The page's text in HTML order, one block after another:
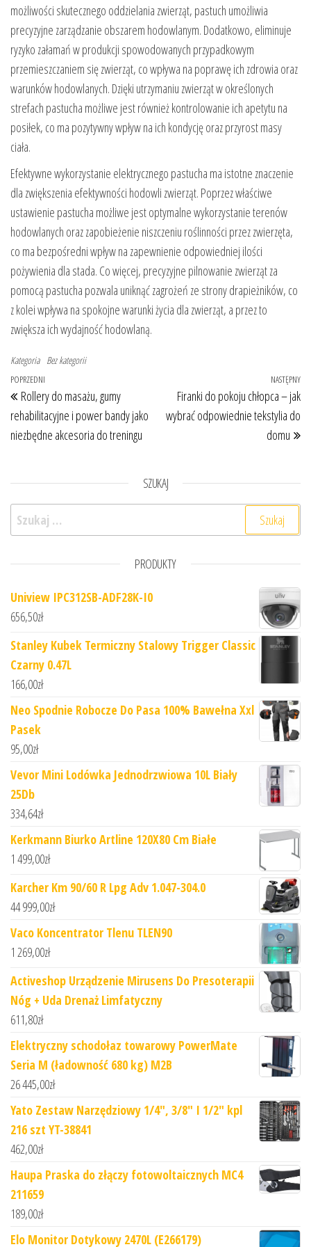
możliwości skutecznego oddzielania zwierząt, pastuch umożliwia
precyzyjne zarządzanie obszarem hodowlanym. Dodatkowo, eliminuje
ryzyko załamań w produkcji spowodowanych przypadkowym
przemieszczaniem się zwierząt, co wpływa na poprawę ich zdrowia oraz
warunków hodowlanych. Dzięki utrzymaniu zwierząt w określonych
strefach pastucha możliwe jest również kontrolowanie ich apetytu na
posiłek, co ma pozytywny wpływ na ich kondycję oraz przyrost masy
ciała.
Efektywne wykorzystanie elektrycznego pastucha ma istotne znaczenie
dla zwiększenia efektywności hodowli zwierząt. Poprzez właściwe
ustawienie pastucha możliwe jest optymalne wykorzystanie terenów
hodowlanych oraz zapobieżenie niszczeniu roślinności przez zwierzęta,
co ma bezpośredni wpływ na zapewnienie odpowiedniej ilości
pożywienia dla stada. Co więcej, precyzyjne pilnowanie zwierząt za
pomocą pastucha pozwala uniknąć zagrożeń ze strony drapieżników, co
z kolei wpływa na spokojne warunki życia dla zwierząt, a przez to
zwiększa ich wydajność hodowlaną.
Kategoria Bez kategorii
Nawigacja wpisu
Poprzedni wpis
POPRZEDNI
Rollery do masażu, gumy
rehabilitacyjne i power bandy jako
niezbędne akcesoria do treningu
NASTĘPNY
Firanki do pokoju chłopca – jak
wybrać odpowiednie tekstylia do
domu
SZUKAJ
Szukaj:
PRODUKTY
Uniview IPC312SB-ADF28K-I0
656,50zł
Stanley Kubek Termiczny Stalowy Trigger Classic
Czarny 0.47L
166,00zł
Neo Spodnie Robocze Do Pasa 100% Bawełna Xxl
Pasek
95,00zł
Vevor Mini Lodówka Jednodrzwiowa 10L Biały
25Db
334,64zł
Kerkmann Biurko Artline 120X80 Cm Białe
1 499,00zł
Karcher Km 90/60 R Lpg Adv 1.047-304.0
44 999,00zł
Vaco Koncentrator Tlenu TLEN90
1 269,00zł
Activeshop Urządzenie Mirusens Do Presoterapii
Nóg + Uda Drenaż Limfatyczny
611,80zł
Elektryczny schodołaz towarowy PowerMate
Seria M (ładowność 680 kg) M2B
26 445,00zł
Yato Zestaw Narzędziowy 1/4", 3/8" I 1/2" kpl
216 szt YT-38841
462,00zł
Haupa Praska do złączy fotowoltaicznych MC4
211659
189,00zł
Elo Monitor Dotykowy 2470L (E266179)